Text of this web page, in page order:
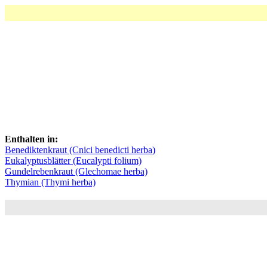
Enthalten in:
Benediktenkraut (Cnici benedicti herba)
Eukalyptusblätter (Eucalypti folium)
Gundelrebenkraut (Glechomae herba)
Thymian (Thymi herba)